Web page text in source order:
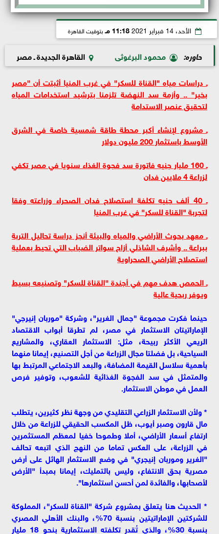
الأحد، 14 فبراير 2021 11:18 مـ بتوقيت القاهرة
حاوره: محمود البرغوثى
القاهرة الجديدة ـ مصر
ـ دراسات مياه "القناة للسكر" في غرب المنيا أثبتت أن "مصر
بخير" .. وأزمة سد النهضة تلزمنا بترشيد استخدامات المياه
لتحقيق عنصر الاستدامة
ـ مشروع لإنشاء أكبر محطة طاقة شمسية خاصة في الشرق
الأوسط باستثمار 200 مليون دولار
ـ 160 مليار جنيه فاتورة سد فجوة الغذاء سنويا في مصر تكفي
لزراعة 4 ملايين فدان
ـ 40 ألف جنيه تكلفة استصلاح فدان الصحراء وزراعته وفقا
لتجربة "القناة للسكر" في غرب المنيا
ـ معهد بحوث الأراضي والمياه والبيئة أنجز دراسة تحاليل التربة
ببراعة .. وأشرف الشاذلي أزاح سواتر الضباب التي تحيط بعملية
استصلاح الأراضي الصحراوية
ـ الحمص هدف مهم في أجندة "القناة للسكر" وتصنيعه بسيط
ويوفر ربحية عالية
حينما فكرت مجموعة "جمال الغرير"، وشركة "موربان إنيرجي"
الإماراتيتان الاستثمار في مصر، لم تطرقا أبواب الاقتصاد
الريعي الأكثر ربيحة، مثل: الاستثمار العقاري، والمشاريع
السياحية، بل فضلتا مجال الزراعة من أجل التصنيع، إيمانا منهما
بأهمية سلاسل القيمة المضافة، والبعد الاجتماعي المرتبط بها
والمتمثل في سد الفجوة الغذائية للشعوب، وتوفير فرص
العمل في موطن الاستثمار.
* ولأن الاستثمار الزراعي التقليدي من وجهة نظر كثيرين، يتطلب
مال قارون وصبر أيوب، ظل المكسب الحقيقي للزراعة من خلال
ارتفاع أسعار الأراضي، أملا وطموحا خفيا لمعظم المستثمرين
في الزراعة، على العكس تماما من النهج الذي اتبعه تحالف
"الغرير وموربان إنيجري" في وضع الاستثمار الهائل على أرض
مصرية بحق الانتفاع، وليس بالتمليك، إيمانا بمبدأ "الأرض
لأصحابها، والفائدة لمن أحسن استثمارها".
* الحديث هنا يتعلق بمشروع شركة "القناة للسكر"، المملوكة
للشركتين الإماراتيتين بنسبة 70%، والبنك الأهلي المصري
بنسبة 30%، والذي تُقدر تكلفته الاستثمارية بنحو 18 مليار